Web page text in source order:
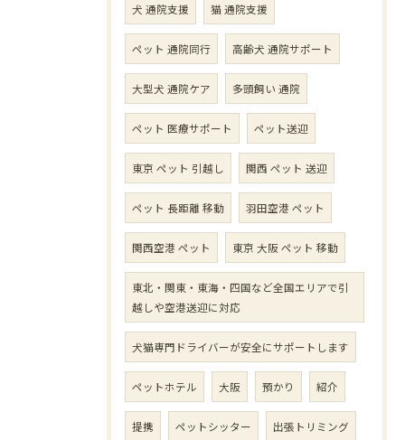
犬 通院支援 猫 通院支援
ペット 通院同行 高齢犬 通院サポート
大型犬 通院ケア 多頭飼い 通院
ペット 医療サポート ペット送迎
東京 ペット 引越し 関西 ペット 送迎
ペット 長距離 移動 羽田空港 ペット
関西空港 ペット 東京 大阪 ペット 移動
東北・関東・東海・四国など全国エリアで引
越しや空港送迎に対応
犬猫専門ドライバーが安全にサポートします
ペットホテル 大阪 預かり 紹介
提携 ペットシッター 出張トリミング